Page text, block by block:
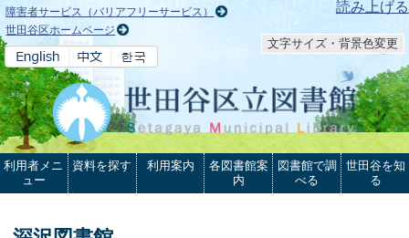
本文へ 読み上げる
障害者サービス（バリアフリーサービス）
世田谷区ホームページ
文字サイズ・背景色変更
利用者メニ
ュー
資料を探す 利用案内
各図書館案
内
図書館で調
べる
世田谷を知
る